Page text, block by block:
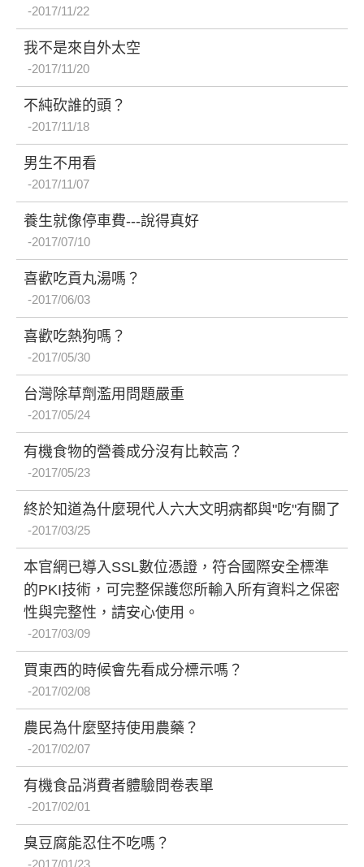
2017/11/22
我不是來自外太空
2017/11/20
不純砍誰的頭？
2017/11/18
男生不用看
2017/11/07
養生就像停車費---說得真好
2017/07/10
喜歡吃貢丸湯嗎？
2017/06/03
喜歡吃熱狗嗎？
2017/05/30
台灣除草劑濫用問題嚴重
2017/05/24
有機食物的營養成分沒有比較高？
2017/05/23
終於知道為什麼現代人六大文明病都與"吃"有關了
2017/03/25
本官網已導入SSL數位憑證，符合國際安全標準
的PKI技術，可完整保護您所輸入所有資料之保密
性與完整性，請安心使用。
2017/03/09
買東西的時候會先看成分標示嗎？
2017/02/08
農民為什麼堅持使用農藥？
2017/02/07
有機食品消費者體驗問卷表單
2017/02/01
臭豆腐能忍住不吃嗎？